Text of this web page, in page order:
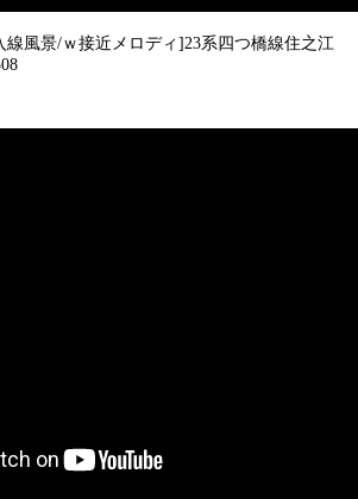
線風景/ｗ接近メロディ]23系四つ橋線住之江